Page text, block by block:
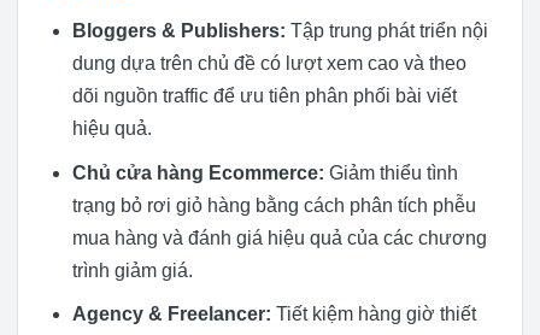
Bloggers & Publishers: Tập trung phát triển nội
dung dựa trên chủ đề có lượt xem cao và theo
dõi nguồn traffic để ưu tiên phân phối bài viết
hiệu quả.
Chủ cửa hàng Ecommerce: Giảm thiểu tình
trạng bỏ rơi giỏ hàng bằng cách phân tích phễu
mua hàng và đánh giá hiệu quả của các chương
trình giảm giá.
Agency & Freelancer: Tiết kiệm hàng giờ thiết